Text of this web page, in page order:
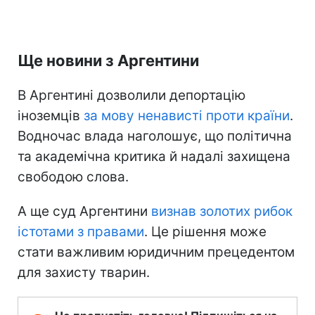
Ще новини з Аргентини
В Аргентині дозволили депортацію
іноземців за мову ненависті проти країни.
Водночас влада наголошує, що політична
та академічна критика й надалі захищена
свободою слова.
А ще суд Аргентини визнав золотих рибок
істотами з правами. Це рішення може
стати важливим юридичним прецедентом
для захисту тварин.